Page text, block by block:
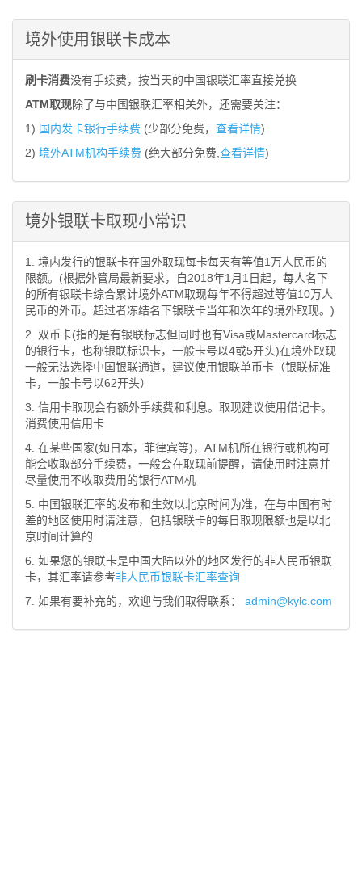
境外使用银联卡成本
刷卡消费没有手续费，按当天的中国银联汇率直接兑换
ATM取现除了与中国银联汇率相关外，还需要关注：
1) 国内发卡银行手续费 (少部分免费， 查看详情)
2) 境外ATM机构手续费 (绝大部分免费, 查看详情)
境外银联卡取现小常识
1. 境内发行的银联卡在国外取现每卡每天有等值1万人民币的
限额。(根据外管局最新要求，自2018年1月1日起，每人名下
的所有银联卡综合累计境外ATM取现每年不得超过等值10万人
民币的外币。超过者冻结名下银联卡当年和次年的境外取现。)
2. 双币卡(指的是有银联标志但同时也有Visa或Mastercard标志
的银行卡，也称银联标识卡，一般卡号以4或5开头)在境外取现
一般无法选择中国银联通道，建议使用银联单币卡（银联标准
卡，一般卡号以62开头）
3. 信用卡取现会有额外手续费和利息。取现建议使用借记卡。
消费使用信用卡
4. 在某些国家(如日本，菲律宾等)，ATM机所在银行或机构可
能会收取部分手续费，一般会在取现前提醒，请使用时注意并
尽量使用不收取费用的银行ATM机
5. 中国银联汇率的发布和生效以北京时间为准，在与中国有时
差的地区使用时请注意，包括银联卡的每日取现限额也是以北
京时间计算的
6. 如果您的银联卡是中国大陆以外的地区发行的非人民币银联
卡，其汇率请参考非人民币银联卡汇率查询
7. 如果有要补充的，欢迎与我们取得联系： admin@kylc.com